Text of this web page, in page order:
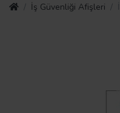
İş Güvenliği Afişleri